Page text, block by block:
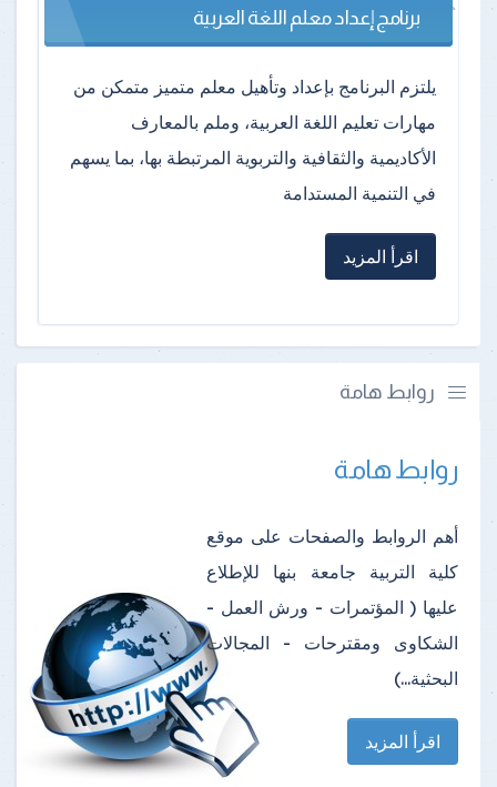
برنامج إعداد معلم اللغة العربية
يلتزم البرنامج بإعداد وتأهيل معلم متميز متمكن من
مهارات تعليم اللغة العربية، وملم بالمعارف
الأكاديمية والثقافية والتربوية المرتبطة بها، بما يسهم
في التنمية المستدامة
اقرأ المزيد
روابط هامة
روابط هامة
أهم الروابط والصفحات على موقع
كلية التربية جامعة بنها للإطلاع
عليها ( المؤتمرات - ورش العمل -
الشكاوى ومقترحات - المجالات
البحثية...)
اقرأ المزيد